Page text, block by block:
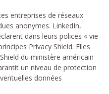
entreprises de réseaux
anonymes. LinkedIn,
dans leurs polices « vie
Privacy Shield. Elles
du ministère américain
un niveau de protection
données